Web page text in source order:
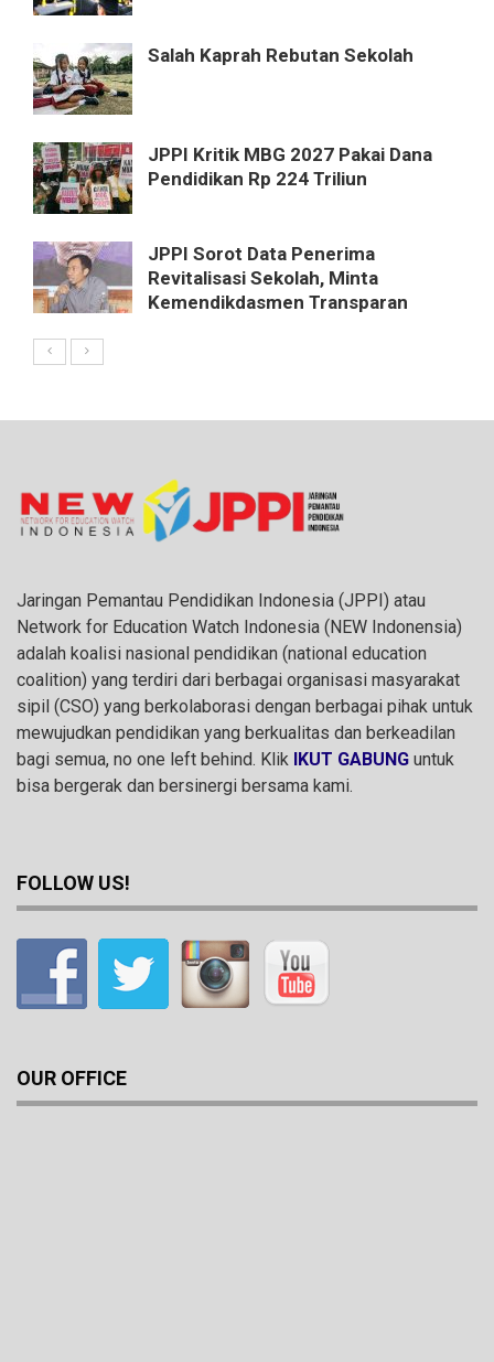
Salah Kaprah Rebutan Sekolah
JPPI Kritik MBG 2027 Pakai Dana
Pendidikan Rp 224 Triliun
JPPI Sorot Data Penerima
Revitalisasi Sekolah, Minta
Kemendikdasmen Transparan
Jaringan Pemantau Pendidikan Indonesia (JPPI) atau
Network for Education Watch Indonesia (NEW Indonensia)
adalah koalisi nasional pendidikan (national education
coalition) yang terdiri dari berbagai organisasi masyarakat
sipil (CSO) yang berkolaborasi dengan berbagai pihak untuk
mewujudkan pendidikan yang berkualitas dan berkeadilan
bagi semua, no one left behind. Klik IKUT GABUNG untuk
bisa bergerak dan bersinergi bersama kami.
FOLLOW US!
OUR OFFICE